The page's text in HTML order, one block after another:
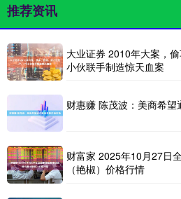
推荐资讯
大业证券 2010年大案，
小伙联手制造惊天血案
财惠赚 陈茂波：美商希
财富家 2025年10月27日
（艳椒）价格行情